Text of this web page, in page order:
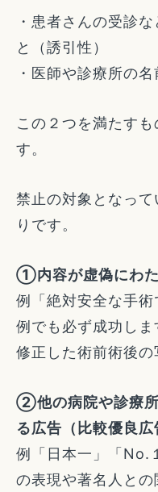
・患者さんの受診
と（誘引性）
・医師や診療所の
この２つを満たす
す。
禁止の対象となっ
りです。
①内容が虚偽にわた
例「絶対安全な手
例でも必ず成功しま
修正した術前術後
②他の病院や診療所
る広告（比較優良広
例「日本一」「No.
の表現や著名人と